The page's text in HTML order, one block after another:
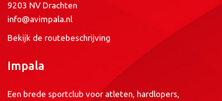
9203 NV Drachten
info@avimpala.nl
Bekijk de routebeschrijving
Impala
Een brede sportclub voor atleten, hardlopers,